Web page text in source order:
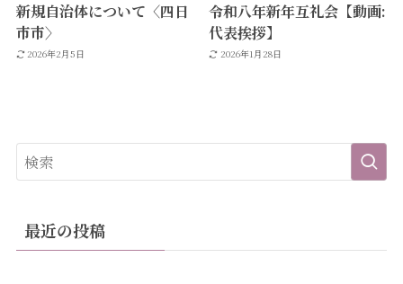
新規自治体について〈四日
市市〉
2026年2月5日
令和八年新年互礼会【動画:
代表挨拶】
2026年1月28日
最近の投稿